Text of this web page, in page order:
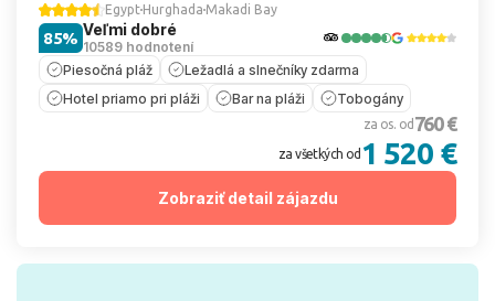
Egypt Hurghada Makadi Bay
Veľmi dobré
10589 hodnotení
85%
Piesočná pláž
Ležadlá a slnečníky zdarma
Hotel priamo pri pláži
Bar na pláži Tobogány
za os. od 760 €
za všetkých od 1 520 €
Zobraziť detail zájazdu